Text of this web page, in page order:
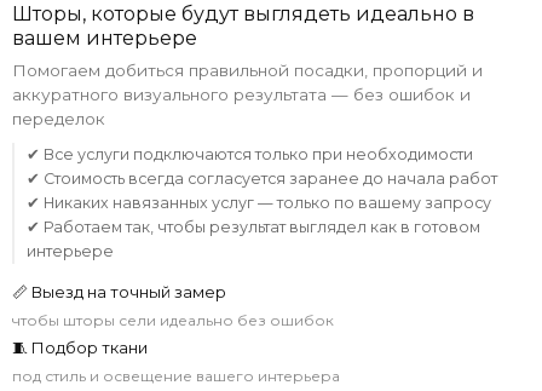
Шторы, которые будут выглядеть идеально в
вашем интерьере
Помогаем добиться правильной посадки, пропорций и
аккуратного визуального результата — без ошибок и
переделок
✔ Все услуги подключаются только при необходимости
✔ Стоимость всегда согласуется заранее до начала работ
✔ Никаких навязанных услуг — только по вашему запросу
✔ Работаем так, чтобы результат выглядел как в готовом
интерьере
📏 Выезд на точный замер
чтобы шторы сели идеально без ошибок
🧵 Подбор ткани
под стиль и освещение вашего интерьера